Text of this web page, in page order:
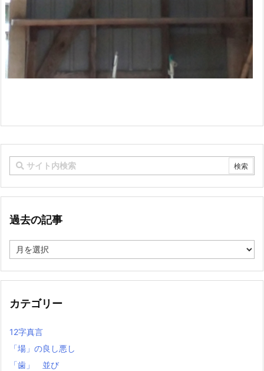
過去の記事
去
記
カテゴリー
12字真言
「場」の良し悪し
「歯」 並び